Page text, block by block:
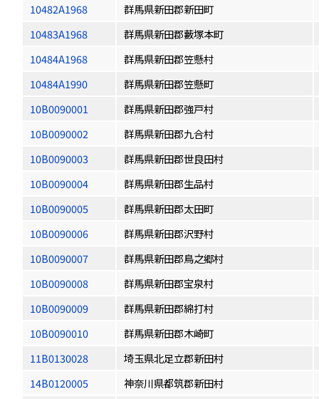
10482A1968
群馬県新田郡新田町
10483A1968
群馬県新田郡藪塚本町
10484A1968
群馬県新田郡笠懸村
10484A1990
群馬県新田郡笠懸町
10B0090001
群馬県新田郡強戸村
10B0090002
群馬県新田郡九合村
10B0090003
群馬県新田郡世良田村
10B0090004
群馬県新田郡生品村
10B0090005
群馬県新田郡太田町
10B0090006
群馬県新田郡沢野村
10B0090007
群馬県新田郡鳥之郷村
10B0090008
群馬県新田郡宝泉村
10B0090009
群馬県新田郡綿打村
10B0090010
群馬県新田郡木崎町
11B0130028
埼玉県北足立郡新田村
14B0120005
神奈川県都筑郡新田村